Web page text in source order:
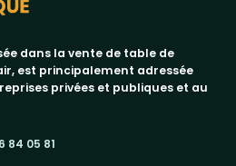
dans la vente de table de
est principalement adressée
privées et publiques et au
84 05 81